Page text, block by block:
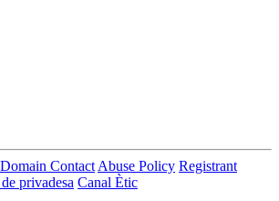
Domain Contact Abuse Policy Registrant
privadesa Canal Ètic